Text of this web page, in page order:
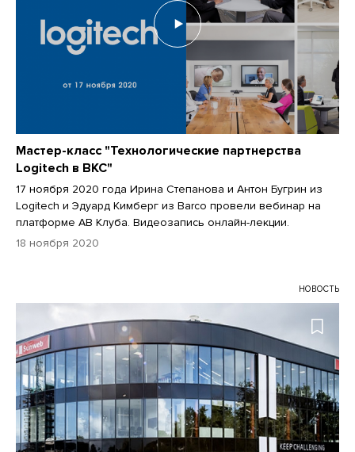
Мастер-класс "Технологические партнерства
Logitech в ВКС"
17 ноября 2020 года Ирина Степанова и Антон Бугрин из
Logitech и Эдуард Кимберг из Barco провели вебинар на
платформе АВ Клуба. Видеозапись онлайн-лекции.
18 ноября 2020
НОВОСТЬ